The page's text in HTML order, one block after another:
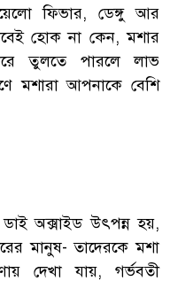
ফিভার, ডেঙ্গু আর
হোক না কেন, মশার
তুলতে পারলে লাভ
মশারা আপনাকে বেশি
ডাই অক্সাইড উৎপন্ন হয়,
মানুষ- তাদেরকে মশা
দেখা যায়, গর্ভবতী